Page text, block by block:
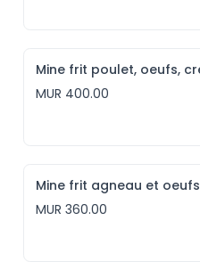
MUR 400.00
Mine frit agneau et oeufs
MUR 360.00